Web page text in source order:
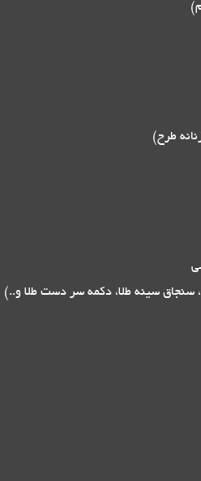
طرح)
سنجاق سینه طلا، دکمه سر دست طلا و..)